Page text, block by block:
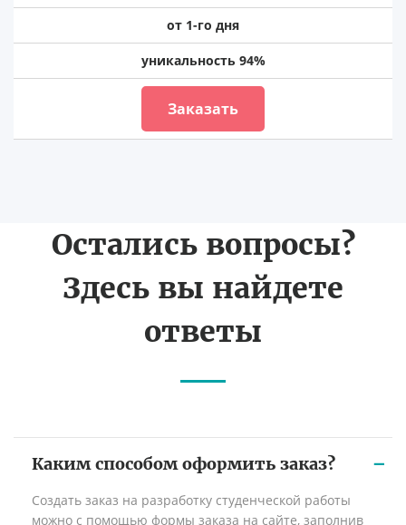
от 1-го дня
уникальность 94%
Заказать
Остались вопросы?
Здесь вы найдете
ответы
Каким способом оформить заказ?
Создать заказ на разработку студенческой работы
можно с помощью формы заказа на сайте, заполнив